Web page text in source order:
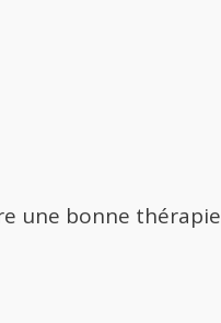
une bonne thérapie